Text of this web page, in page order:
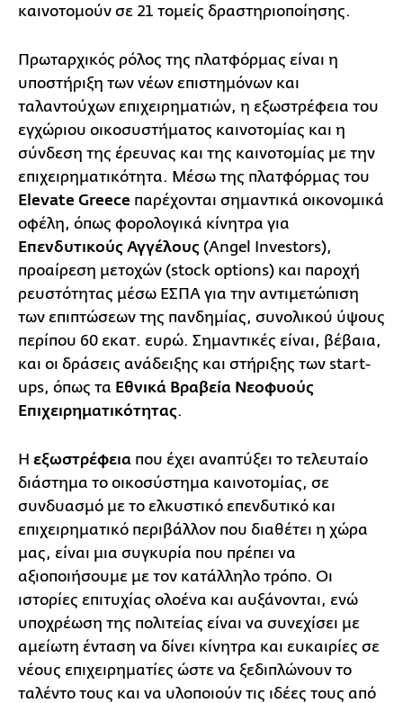
καινοτομούν σε 21 τομείς δραστηριοποίησης.
Πρωταρχικός ρόλος της πλατφόρμας είναι η
υποστήριξη των νέων επιστημόνων και
ταλαντούχων επιχειρηματιών, η εξωστρέφεια του
εγχώριου οικοσυστήματος καινοτομίας και η
σύνδεση της έρευνας και της καινοτομίας με την
επιχειρηματικότητα. Μέσω της πλατφόρμας του
Elevate Greece παρέχονται σημαντικά οικονομικά
οφέλη, όπως φορολογικά κίνητρα για
Επενδυτικούς Αγγέλους (Angel Investors),
προαίρεση μετοχών (stock options) και παροχή
ρευστότητας μέσω ΕΣΠΑ για την αντιμετώπιση
των επιπτώσεων της πανδημίας, συνολικού ύψους
περίπου 60 εκατ. ευρώ. Σημαντικές είναι, βέβαια,
και οι δράσεις ανάδειξης και στήριξης των start-
ups, όπως τα Εθνικά Βραβεία Νεοφυούς
Επιχειρηματικότητας.
Η εξωστρέφεια που έχει αναπτύξει το τελευταίο
διάστημα το οικοσύστημα καινοτομίας, σε
συνδυασμό με το ελκυστικό επενδυτικό και
επιχειρηματικό περιβάλλον που διαθέτει η χώρα
μας, είναι μια συγκυρία που πρέπει να
αξιοποιήσουμε με τον κατάλληλο τρόπο. Οι
ιστορίες επιτυχίας ολοένα και αυξάνονται, ενώ
υποχρέωση της πολιτείας είναι να συνεχίσει με
αμείωτη ένταση να δίνει κίνητρα και ευκαιρίες σε
νέους επιχειρηματίες ώστε να ξεδιπλώνουν το
ταλέντο τους και να υλοποιούν τις ιδέες τους από